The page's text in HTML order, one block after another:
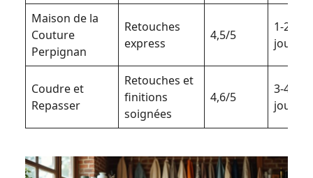
Maison de la
Couture
Perpignan
Retouches
express
4,5/5
1-2
jours
Coudre et
Repasser
Retouches et
finitions
soignées
4,6/5
3-4
jours